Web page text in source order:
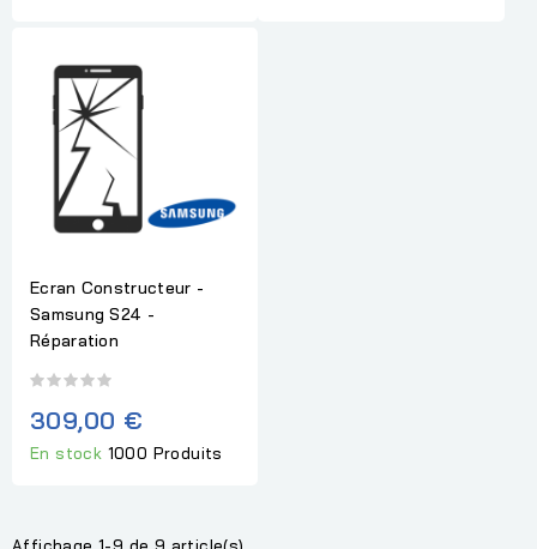
Ecran Constructeur -
Samsung S24 -
Réparation
309,00 €
En stock 1000 Produits
Affichage 1-9 de 9 article(s)